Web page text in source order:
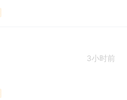
3小时前